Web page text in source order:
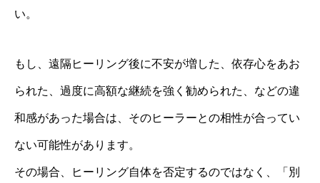
い。
もし、遠隔ヒーリング後に不安が増した、依存心をあお
られた、過度に高額な継続を強く勧められた、などの違
和感があった場合は、そのヒーラーとの相性が合ってい
ない可能性があります。
その場合、ヒーリング自体を否定するのではなく、「別